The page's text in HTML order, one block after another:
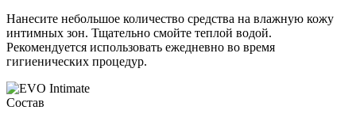
Нанесите небольшое количество средства на влажную кожу
интимных зон. Тщательно смойте теплой водой.
Рекомендуется использовать ежедневно во время
гигиенических процедур.
Состав